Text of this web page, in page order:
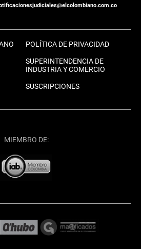
POLÍTICA DE PRIVACIDAD
SUPERINTENDENCIA DE
INDUSTRIA Y COMERCIO
SUSCRIPCIONES
MIEMBRO DE: